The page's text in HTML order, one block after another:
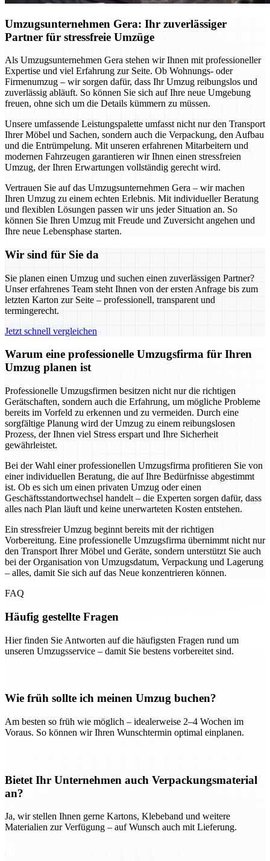
Umzugsunternehmen Gera: Ihr zuverlässiger
Partner für stressfreie Umzüge
Als Umzugsunternehmen Gera stehen wir Ihnen mit professioneller
Expertise und viel Erfahrung zur Seite. Ob Wohnungs- oder
Firmenumzug – wir sorgen dafür, dass Ihr Umzug reibungslos und
zuverlässig abläuft. So können Sie sich auf Ihre neue Umgebung
freuen, ohne sich um die Details kümmern zu müssen.
Unsere umfassende Leistungspalette umfasst nicht nur den Transport
Ihrer Möbel und Sachen, sondern auch die Verpackung, den Aufbau
und die Entrümpelung. Mit unseren erfahrenen Mitarbeitern und
modernen Fahrzeugen garantieren wir Ihnen einen stressfreien
Umzug, der Ihren Erwartungen vollständig gerecht wird.
Vertrauen Sie auf das Umzugsunternehmen Gera – wir machen
Ihren Umzug zu einem echten Erlebnis. Mit individueller Beratung
und flexiblen Lösungen passen wir uns jeder Situation an. So
können Sie Ihren Umzug mit Freude und Zuversicht angehen und
Ihre neue Lebensphase starten.
Wir sind für Sie da
Sie planen einen Umzug und suchen einen zuverlässigen Partner?
Unser erfahrenes Team steht Ihnen von der ersten Anfrage bis zum
letzten Karton zur Seite – professionell, transparent und
termingerecht.
Jetzt schnell vergleichen
Warum eine professionelle Umzugsfirma für Ihren
Umzug planen ist
Professionelle Umzugsfirmen besitzen nicht nur die richtigen
Gerätschaften, sondern auch die Erfahrung, um mögliche Probleme
bereits im Vorfeld zu erkennen und zu vermeiden. Durch eine
sorgfältige Planung wird der Umzug zu einem reibungslosen
Prozess, der Ihnen viel Stress erspart und Ihre Sicherheit
gewährleistet.
Bei der Wahl einer professionellen Umzugsfirma profitieren Sie von
einer individuellen Beratung, die auf Ihre Bedürfnisse abgestimmt
ist. Ob es sich um einen privaten Umzug oder einen
Geschäftsstandortwechsel handelt – die Experten sorgen dafür, dass
alles nach Plan läuft und keine unerwarteten Kosten entstehen.
Ein stressfreier Umzug beginnt bereits mit der richtigen
Vorbereitung. Eine professionelle Umzugsfirma übernimmt nicht nur
den Transport Ihrer Möbel und Geräte, sondern unterstützt Sie auch
bei der Organisation von Umzugsdatum, Verpackung und Lagerung
– alles, damit Sie sich auf das Neue konzentrieren können.
FAQ
Häufig gestellte Fragen
Hier finden Sie Antworten auf die häufigsten Fragen rund um
unseren Umzugsservice – damit Sie bestens vorbereitet sind.
Wie früh sollte ich meinen Umzug buchen?
Am besten so früh wie möglich – idealerweise 2–4 Wochen im
Voraus. So können wir Ihren Wunschtermin optimal einplanen.
Bietet Ihr Unternehmen auch Verpackungsmaterial
an?
Ja, wir stellen Ihnen gerne Kartons, Klebeband und weitere
Materialien zur Verfügung – auf Wunsch auch mit Lieferung.